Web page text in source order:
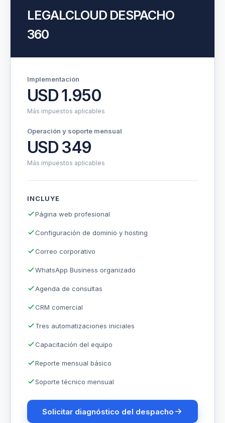
LEGALCLOUD DESPACHO
360
Implementación
USD 1.950
Más impuestos aplicables
Operación y soporte mensual
USD 349
Más impuestos aplicables
INCLUYE
Página web profesional
Configuración de dominio y hosting
Correo corporativo
WhatsApp Business organizado
Agenda de consultas
CRM comercial
Tres automatizaciones iniciales
Capacitación del equipo
Reporte mensual básico
Soporte técnico mensual
Solicitar diagnóstico del despacho